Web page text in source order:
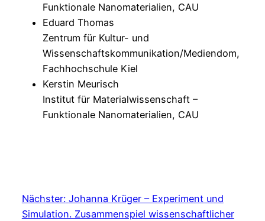
Funktionale Nanomaterialien, CAU
Eduard Thomas
Zentrum für Kultur- und
Wissenschaftskommunikation/Mediendom,
Fachhochschule Kiel
Kerstin Meurisch
Institut für Materialwissenschaft –
Funktionale Nanomaterialien, CAU
Nächster: Johanna Krüger​ – Experiment und
Simulation. Zusammenspiel wissenschaftlicher